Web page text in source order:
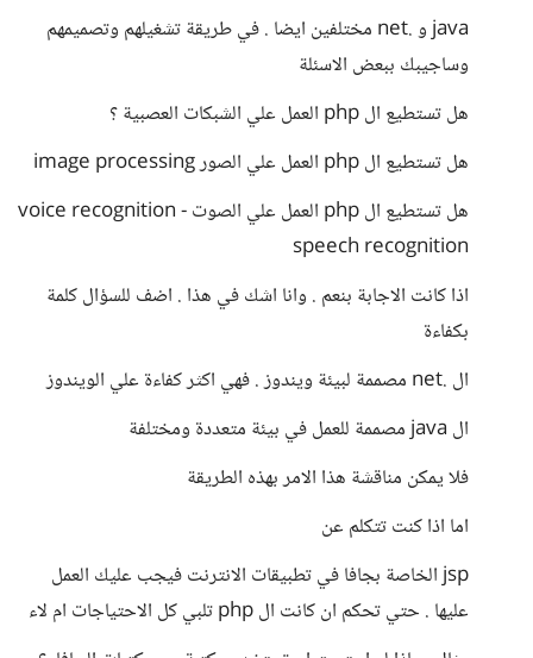
java و .net مختلفين ايضا . في طريقة تشغيلهم وتصميمهم
وساجيبك ببعض الاسئلة
هل تستطيع ال php العمل علي الشبكات العصبية ؟
هل تستطيع ال php العمل علي الصور image processing
هل تستطيع ال php العمل علي الصوت voice recognition -
speech recognition
اذا كانت الاجابة بنعم . وانا اشك في هذا . اضف للسؤال كلمة
بكفاءة
ال .net مصممة لبيئة ويندوز . فهي اكثر كفاءة علي الويندوز
ال java مصممة للعمل في بيئة متعددة ومختلفة
فلا يمكن مناقشة هذا الامر بهذه الطريقة
اما اذا كنت تتكلم عن
jsp الخاصة بجافا في تطبيقات الانترنت فيجب عليك العمل
عليها . حتي تحكم ان كانت ال php تلبي كل الاحتياجات ام لاء